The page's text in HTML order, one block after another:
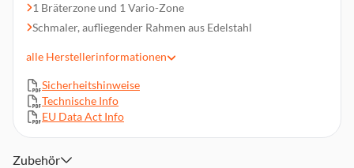
1 Bräterzone und 1 Vario-Zone
Schmaler, aufliegender Rahmen aus Edelstahl
Restwärmeanzeige für jede Kochzone
Sicherheitsausschaltung
Inkl. Glasschaber
alle Herstellerinformationen
Sicherheitshinweise
Technische Info
EU Data Act Info
Zubehör